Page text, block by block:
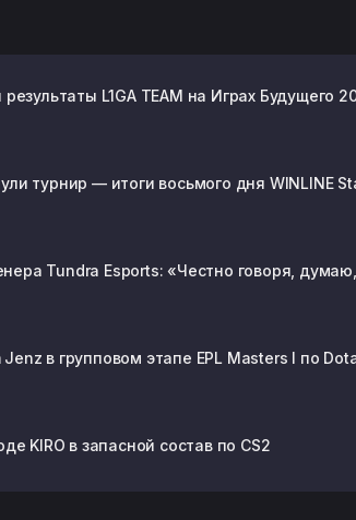
L1GA TEAM на Играх Будущего
турнир — итоги восьмого дня WINLINE
Tundra Esports: «Честно говоря,
в групповом этапе EPL Masters I по
KIRO в запасной состав по CS2